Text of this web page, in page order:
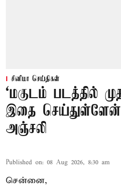
சினிமா செய்திகள்
‘மகுடம் படத்தில்
இதை
அஞ்சலி
Published on: 08 Aug 2026, 8:30 am
சென்னை,